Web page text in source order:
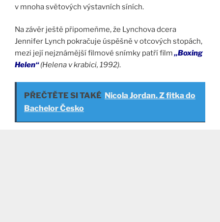
v mnoha světových výstavních síních.
Na závěr ještě připomeňme, že Lynchova dcera
Jennifer Lynch pokračuje úspěšně v otcových stopách,
mezi její nejznámější filmové snímky patří film„Boxing
Helen“(Helena v krabici, 1992).
PŘEČTĚTE SI TAKÉ Nicola Jordan. Z fitka do
Bachelor Česko